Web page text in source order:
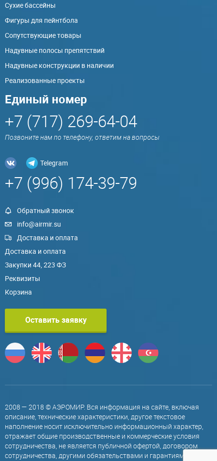
Сухие бассейны
Фигуры для пейнтбола
Сопутствующие товары
Надувные полосы препятствий
Надувные конструкции в наличии
Реализованные проекты
Единый номер
+7 (717) 269-64-04
Позвоните нам по телефону, ответим на вопросы
Telegram
+7 (996) 174-39-79
Обратный звонок
info@airmir.su
Доставка и оплата
Доставка и оплата
Закупки 44, 223 ФЗ
Реквизиты
Корзина
Оставить заявку
2008 — 2018 © АЭРОМИР. Вся информация на сайте, включая
описание, технические характеристики, другое текстовое
наполнение носит исключительно информационный характер,
отражает общие производственные и коммерческие условия
сотрудничества, не является публичной офертой, договором
сотрудничества, другими обязательствами и гарантиями,